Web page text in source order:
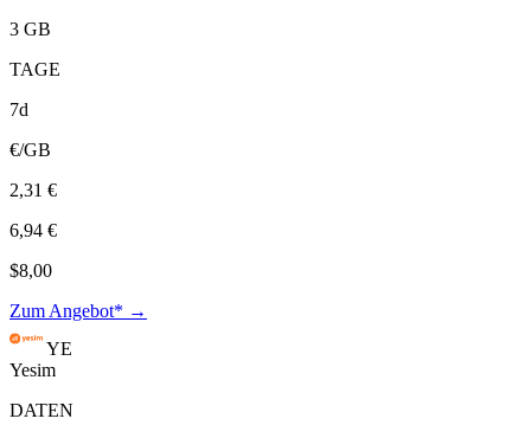
3 GB
TAGE
7d
€/GB
2,31 €
6,94 €
$8,00
Zum Angebot* →
YE
Yesim
DATEN